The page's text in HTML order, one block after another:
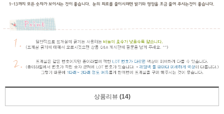
상품리뷰 (14)